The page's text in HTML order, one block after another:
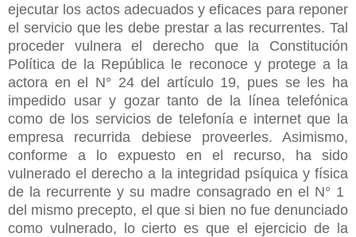
ejecutar los actos adecuados y eficaces para reponer
el servicio que les debe prestar a las recurrentes. Tal
proceder vulnera el derecho que la Constitución
Política de la República le reconoce y protege a la
actora en el N° 24 del artículo 19, pues se les ha
impedido usar y gozar tanto de la línea telefónica
como de los servicios de telefonía e internet que la
empresa recurrida debiese proveerles. Asimismo,
conforme a lo expuesto en el recurso, ha sido
vulnerado el derecho a la integridad psíquica y física
de la recurrente y su madre consagrado en el N° 1
del mismo precepto, el que si bien no fue denunciado
como vulnerado, lo cierto es que el ejercicio de la